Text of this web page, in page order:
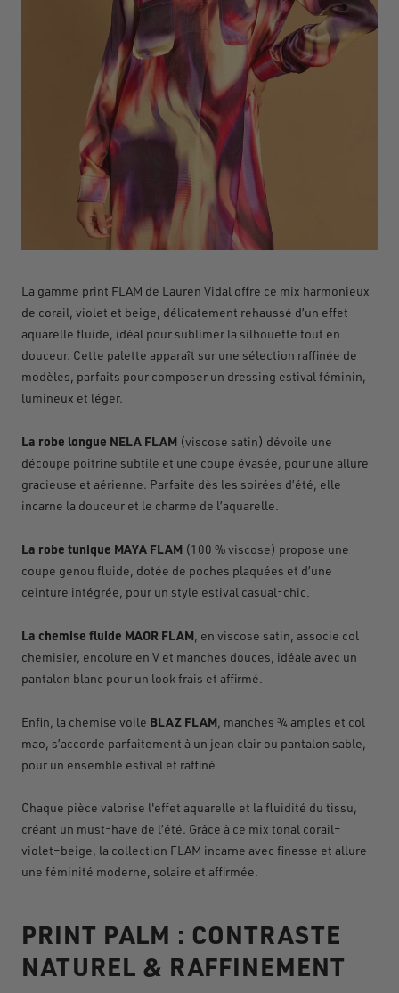
La gamme print FLAM de Lauren Vidal offre ce mix harmonieux
de corail, violet et beige, délicatement rehaussé d’un effet
aquarelle fluide, idéal pour sublimer la silhouette tout en
douceur. Cette palette apparaît sur une sélection raffinée de
modèles, parfaits pour composer un dressing estival féminin,
lumineux et léger.
La robe longue NELA FLAM (viscose satin) dévoile une
découpe poitrine subtile et une coupe évasée, pour une allure
gracieuse et aérienne. Parfaite dès les soirées d’été, elle
incarne la douceur et le charme de l’aquarelle.
La robe tunique MAYA FLAM (100 % viscose) propose une
coupe genou fluide, dotée de poches plaquées et d’une
ceinture intégrée, pour un style estival casual-chic
La chemise fluide MAOR FLAM , en viscose satin, associe col
chemisier, encolure en V et manches douces, idéale avec un
pantalon blanc pour un look frais et affirmé
Enfin, la chemise voile BLAZ FLAM , manches ¾ amples et col
mao, s’accorde parfaitement à un jean clair ou pantalon sable,
pour un ensemble estival et raffiné
Chaque pièce valorise l'effet aquarelle et la fluidité du tissu,
créant un must-have de l’été. Grâce à ce mix tonal corail–
violet–beige, la collection FLAM incarne avec finesse et allure
une féminité moderne, solaire et affirmée.
PRINT PALM : CONTRASTE
NATUREL & RAFFINEMENT